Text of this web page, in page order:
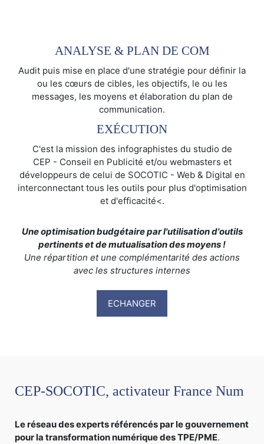
ANALYSE & PLAN DE COM
Audit puis mise en place d'une stratégie pour définir la
ou les cœurs de cibles, les objectifs, le ou les
messages, les moyens et élaboration du plan de
communication.
EXÉCUTION
C'est la mission des infographistes du studio de
CEP - Conseil en Publicité et/ou webmasters et
développeurs de celui de SOCOTIC - Web & Digital en
interconnectant tous les outils pour plus d'optimisation
et d'efficacité<.
Une optimisation budgétaire par l'utilisation d'outils
pertinents et de mutualisation des moyens !
Une répartition et une complémentarité des actions
avec les structures internes
ECHANGER
CEP-SOCOTIC, activateur France Num
Le réseau des experts référencés par le gouvernement
pour la transformation numérique des TPE/PME.